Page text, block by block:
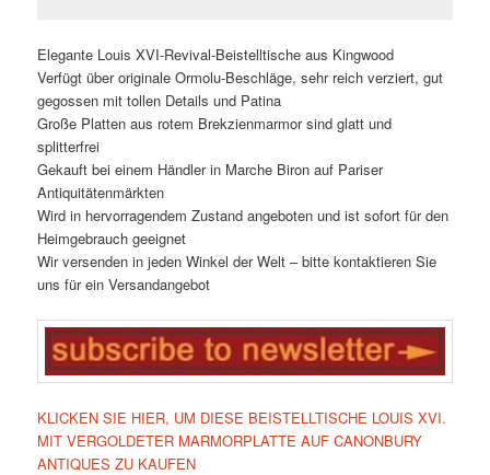
Elegante Louis XVI-Revival-Beistelltische aus Kingwood
Verfügt über originale Ormolu-Beschläge, sehr reich verziert, gut
gegossen mit tollen Details und Patina
Große Platten aus rotem Brekzienmarmor sind glatt und
splitterfrei
Gekauft bei einem Händler in Marche Biron auf Pariser
Antiquitätenmärkten
Wird in hervorragendem Zustand angeboten und ist sofort für den
Heimgebrauch geeignet
Wir versenden in jeden Winkel der Welt – bitte kontaktieren Sie
uns für ein Versandangebot
KLICKEN SIE HIER, UM DIESE BEISTELLTISCHE LOUIS XVI.
MIT VERGOLDETER MARMORPLATTE AUF CANONBURY
ANTIQUES ZU KAUFEN